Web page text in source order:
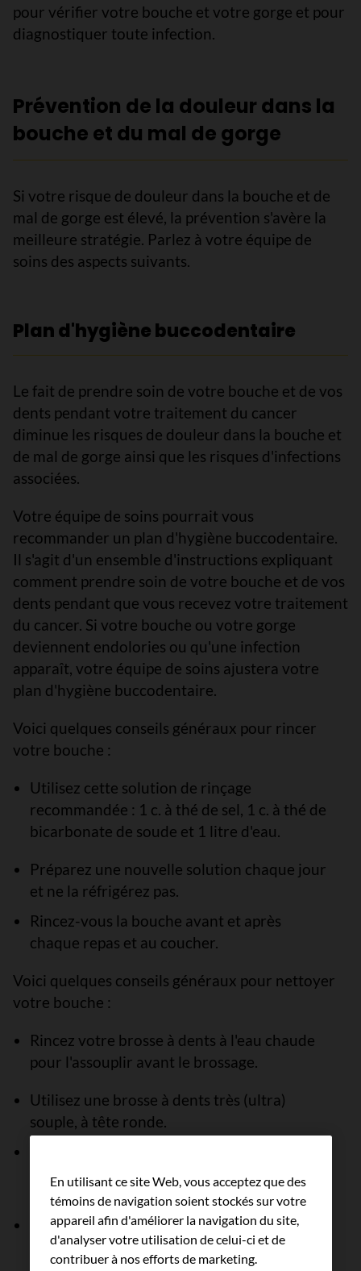
pour vérifier votre bouche et votre gorge et pour
diagnostiquer toute infection.
Prévention de la douleur dans la
bouche et du mal de gorge
Si votre risque de douleur dans la bouche et de
mal de gorge est élevé, la prévention s'avère la
meilleure stratégie. Parlez à votre équipe de
soins des aspects suivants.
Plan d'hygiène buccodentaire
Le fait de prendre soin de votre bouche et de vos
dents pendant votre traitement du cancer
diminue les risques de douleur dans la bouche et
de mal de gorge ainsi que les risques d'infections
associées.
Votre équipe de soins pourrait vous
recommander un plan d'hygiène buccodentaire.
Il s'agit d'un ensemble d'instructions expliquant
comment prendre soin de votre bouche et de vos
dents pendant que vous recevez votre traitement
du cancer. Si votre bouche ou votre gorge
deviennent endolories ou qu'une infection
apparaît, votre équipe de soins ajustera votre
plan d'hygiène buccodentaire.
Voici quelques conseils généraux pour rincer
votre bouche :
Utilisez cette solution de rinçage
recommandée : 1 c. à thé de sel, 1 c. à thé de
bicarbonate de soude et 1 litre d'eau.
Préparez une nouvelle solution chaque jour
et ne la réfrigérez pas.
Rincez-vous la bouche avant et après
chaque repas et au coucher.
Voici quelques conseils généraux pour nettoyer
votre bouche :
Rincez votre brosse à dents à l'eau chaude
pour l'assouplir avant le brossage.
Utilisez une brosse à dents très (ultra)
souple, à tête ronde.
de 30 minutes après avoir mangé et au
coucher.
Brossez doucement votre langue, de
l'arrière vers l'avant.
En utilisant ce site Web, vous acceptez que des
témoins de navigation soient stockés sur votre
appareil afin d'améliorer la navigation du site,
d'analyser votre utilisation de celui-ci et de
contribuer à nos efforts de marketing.